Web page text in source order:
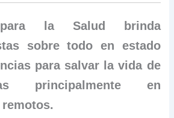
la Salud brinda
sobre todo en estado
para salvar la vida de
principalmente en
remotos.